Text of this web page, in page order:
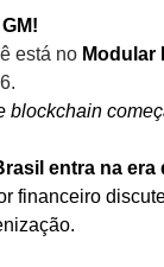
está no Modular
blockchain
entra na era
financeiro